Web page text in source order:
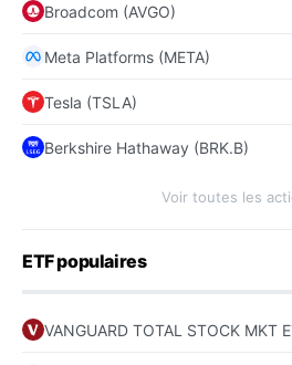
Broadcom (AVGO)
Meta Platforms (META)
Tesla (TSLA)
Berkshire Hathaway (BRK.B)
Voir toutes les
ETF populaires
VANGUARD TOTAL STOCK MKT